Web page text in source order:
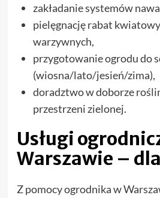
zakładanie systemów
pielęgnację rabat
warzywnych,
przygotowanie ogrodu do
(wiosna/lato/jesień/zima),
doradztwo w doborze
przestrzeni zielonej.
Usługi
Warszawie –
Z pomocy ogrodnika w